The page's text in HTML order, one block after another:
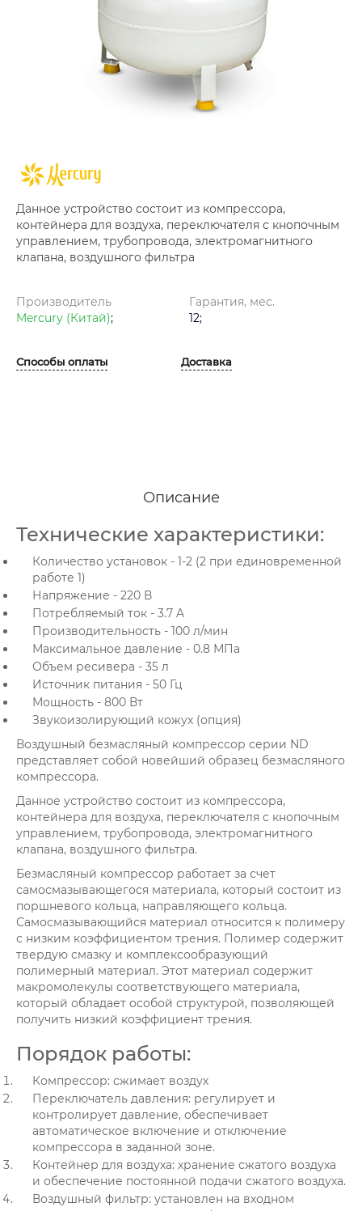
Данное устройство состоит из компрессора,
контейнера для воздуха, переключателя с кнопочным
управлением, трубопровода, электромагнитного
клапана, воздушного фильтра
Производитель
Mercury (Китай);
Гарантия, мес.
12;
Способы оплаты Доставка
Описание
Технические характеристики:
Количество установок - 1-2 (2 при единовременной
работе 1)
Напряжение - 220 В
Потребляемый ток - 3.7 A
Производительность - 100 л/мин
Максимальное давление - 0.8 МПа
Объем ресивера - 35 л
Источник питания - 50 Гц
Мощность - 800 Вт
Звукоизолирующий кожух (опция)
Воздушный безмасляный компрессор серии ND
представляет собой новейший образец безмасляного
компрессора.
Данное устройство состоит из компрессора,
контейнера для воздуха, переключателя с кнопочным
управлением, трубопровода, электромагнитного
клапана, воздушного фильтра.
Безмасляный компрессор работает за счет
самосмазывающегося материала, который состоит из
поршневого кольца, направляющего кольца.
Самосмазывающийся материал относится к полимеру
с низким коэффициентом трения. Полимер содержит
твердую смазку и комплексообразующий
полимерный материал. Этот материал содержит
макромолекулы соответствующего материала,
который обладает особой структурой, позволяющей
получить низкий коэффициент трения.
Порядок работы:
Компрессор: сжимает воздух
Переключатель давления: регулирует и
контролирует давление, обеспечивает
автоматическое включение и отключение
компрессора в заданной зоне.
Контейнер для воздуха: хранение сжатого воздуха
и обеспечение постоянной подачи сжатого воздуха.
Воздушный фильтр: установлен на входном